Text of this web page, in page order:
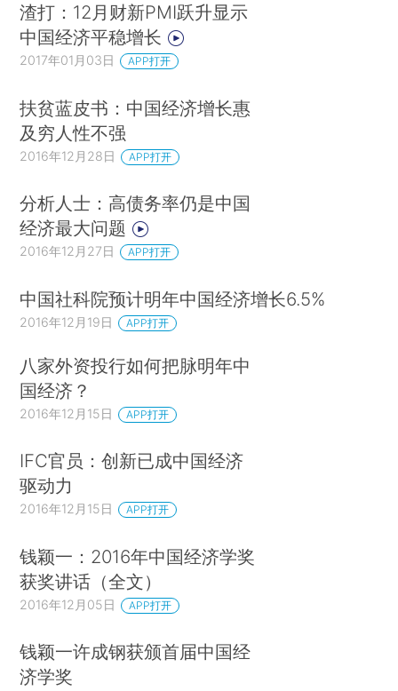
渣打：12月财新PMI跃升显示
中国经济平稳增长
2017年01月03日 APP打开
扶贫蓝皮书：中国经济增长惠
及穷人性不强
2016年12月28日 APP打开
分析人士：高债务率仍是中国
经济最大问题
2016年12月27日 APP打开
中国社科院预计明年中国经济增长6.5%
2016年12月19日 APP打开
八家外资投行如何把脉明年中
国经济？
2016年12月15日 APP打开
IFC官员：创新已成中国经济
驱动力
2016年12月15日 APP打开
钱颖一：2016年中国经济学奖
获奖讲话（全文）
2016年12月05日 APP打开
钱颖一许成钢获颁首届中国经
济学奖